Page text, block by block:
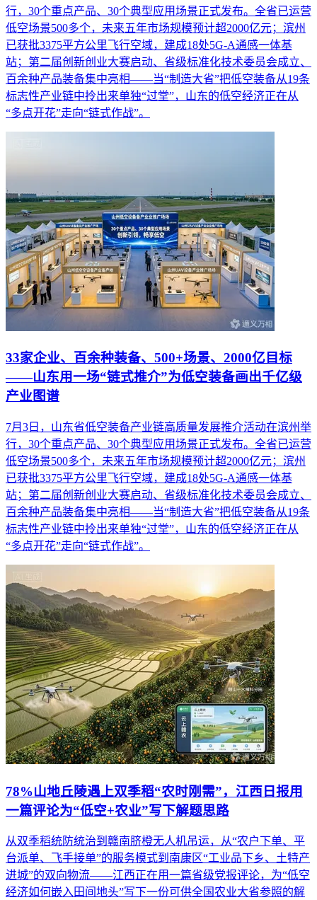
行，30个重点产品、30个典型应用场景正式发布。全省已运营
低空场景500多个，未来五年市场规模预计超2000亿元；滨州
已获批3375平方公里飞行空域，建成18处5G-A通感一体基
站；第二届创新创业大赛启动、省级标准化技术委员会成立、
百余种产品装备集中亮相——当“制造大省”把低空装备从19条
标志性产业链中拎出来单独“过堂”，山东的低空经济正在从
“多点开花”走向“链式作战”。
33家企业、百余种装备、500+场景、2000亿目标
——山东用一场“链式推介”为低空装备画出千亿级
产业图谱
7月3日，山东省低空装备产业链高质量发展推介活动在滨州举
行，30个重点产品、30个典型应用场景正式发布。全省已运营
低空场景500多个，未来五年市场规模预计超2000亿元；滨州
已获批3375平方公里飞行空域，建成18处5G-A通感一体基
站；第二届创新创业大赛启动、省级标准化技术委员会成立、
百余种产品装备集中亮相——当“制造大省”把低空装备从19条
标志性产业链中拎出来单独“过堂”，山东的低空经济正在从
“多点开花”走向“链式作战”。
78%山地丘陵遇上双季稻“农时刚需”，江西日报用
一篇评论为“低空+农业”写下解题思路
从双季稻统防统治到赣南脐橙无人机吊运，从“农户下单、平
台派单、飞手接单”的服务模式到南康区“工业品下乡、土特产
进城”的双向物流——江西正在用一篇省级党报评论，为“低空
经济如何嵌入田间地头”写下一份可供全国农业大省参照的解